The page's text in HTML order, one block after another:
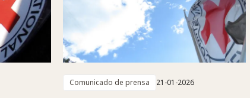
Comunicado de prensa 21-01-2026